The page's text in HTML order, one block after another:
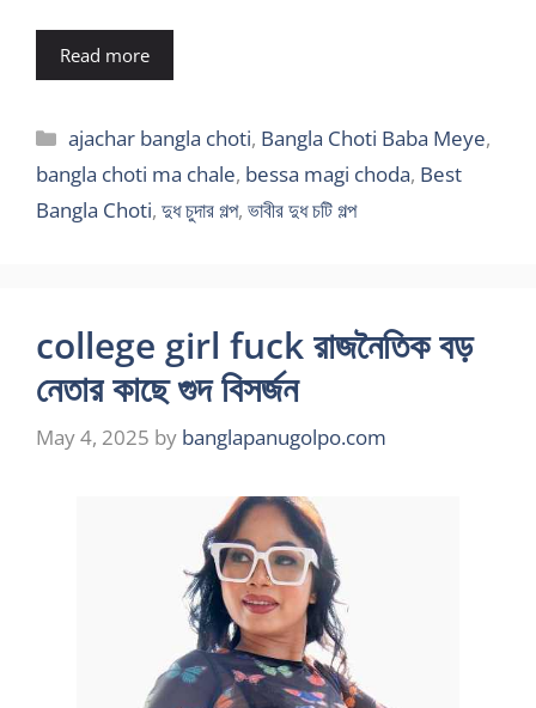
Read more
Categories
ajachar bangla choti, Bangla Choti Baba Meye,
bangla choti ma chale, bessa magi choda, Best
Bangla Choti, দুধ চুদার গল্প, ভাবীর দুধ চটি গল্প
college girl fuck রাজনৈতিক বড়
নেতার কাছে গুদ বিসর্জন
May 4, 2025 by banglapanugolpo.com